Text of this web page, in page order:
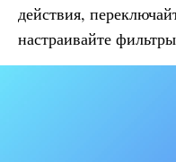
действия,
настраивайте